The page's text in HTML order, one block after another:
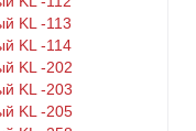
KL -113
KL -114
KL -202
KL -203
KL -205